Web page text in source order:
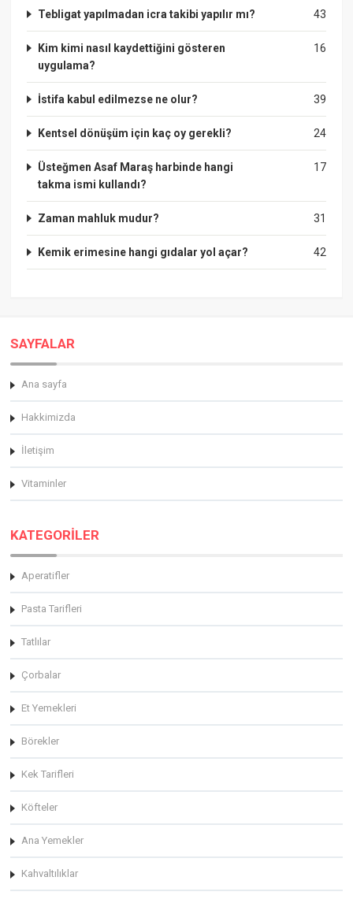
43
Tebligat yapılmadan icra takibi yapılır mı?
16
Kim kimi nasıl kaydettiğini gösteren
uygulama?
39
İstifa kabul edilmezse ne olur?
24
Kentsel dönüşüm için kaç oy gerekli?
17
Üsteğmen Asaf Maraş harbinde hangi
takma ismi kullandı?
31
Zaman mahluk mudur?
42
Kemik erimesine hangi gıdalar yol açar?
SAYFALAR
Ana sayfa
Hakkimizda
İletişim
Vitaminler
KATEGORİLER
Aperatifler
Pasta Tarifleri
Tatlılar
Çorbalar
Et Yemekleri
Börekler
Kek Tarifleri
Köfteler
Ana Yemekler
Kahvaltılıklar